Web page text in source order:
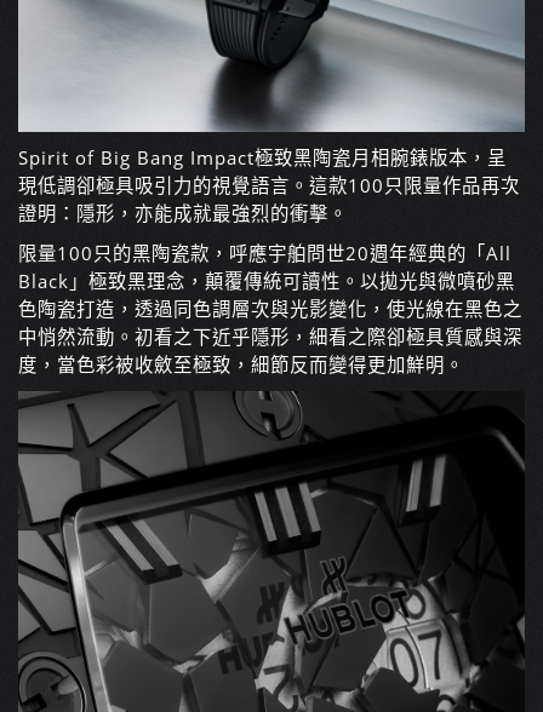
Spirit of Big Bang Impact極致黑陶瓷月相腕錶版本，呈
現低調卻極具吸引力的視覺語言。這款100只限量作品再次
證明：隱形，亦能成就最強烈的衝擊。
限量100只的黑陶瓷款，呼應宇舶問世20週年經典的「All
Black」極致黑理念，顛覆傳統可讀性。以拋光與微噴砂黑
色陶瓷打造，透過同色調層次與光影變化，使光線在黑色之
中悄然流動。初看之下近乎隱形，細看之際卻極具質感與深
度，當色彩被收斂至極致，細節反而變得更加鮮明。